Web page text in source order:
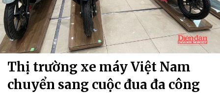
Thị trường xe máy Việt Nam
chuyển sang cuộc đua đa công